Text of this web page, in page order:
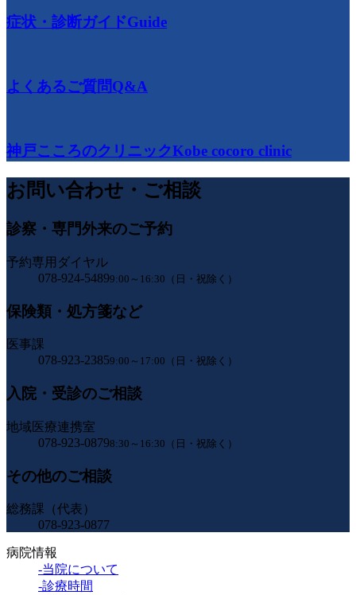
症状・診断ガイドGuide
よくあるご質問Q&A
神戸こころのクリニックKobe cocoro clinic
お問い合わせ・ご相談
診察・専門外来のご予約
予約専用ダイヤル
078-924-54899:00～16:30（日・祝除く）
保険類・処方箋など
医事課
078-923-23859:00～17:00（日・祝除く）
入院・受診のご相談
地域医療連携室
078-923-08798:30～16:30（日・祝除く）
その他のご相談
総務課（代表）
078-923-0877
病院情報
-当院について
-診療時間